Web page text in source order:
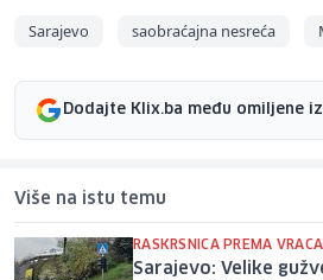
Sarajevo saobraćajna nesreća
Dodajte Klix.ba među omiljene
Više na istu temu
RASKRSNICA PREMA
Sarajevo: Velike